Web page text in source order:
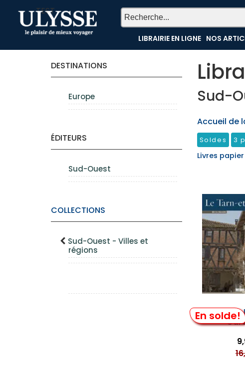
TEST
LIBRAIRIE EN LIGNE NOS
DESTINATIONS
Europe
ÉDITEURS
Sud-Ouest
COLLECTIONS
Sud-Ouest - Villes et
régions
Sud-
Accueil de
Soldes 3
Livres papier
En solde!
Connaître